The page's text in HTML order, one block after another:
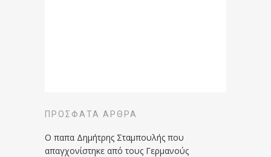
ΠΡΌΣΦΑΤΑ ΆΡΘΡΑ
Ο παπα Δημήτρης Σταμπουλής που
απαγχονίστηκε από τους Γερμανούς